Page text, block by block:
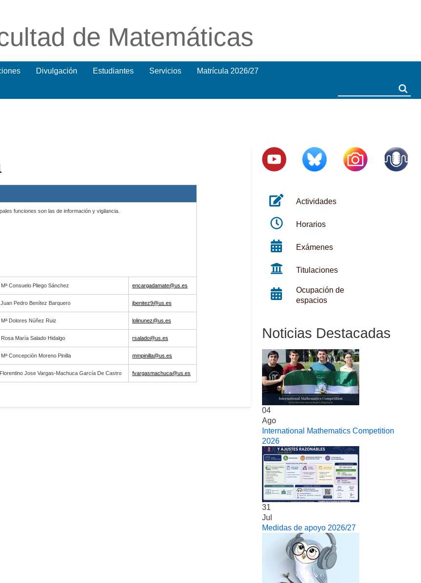
de Matemáticas
Divulgación Estudiantes Servicios Matrícula 2026/27
funciones son las de información y vigilancia.
Mª Consuelo Pliego Sánchez encargadamate@us.es
Juan Pedro Benítez Barquero jbenitez9@us.es
Mª Dolores Núñez Ruiz lolinunez@us.es
Rosa María Salado Hidalgo rsalado@us.es
Mª Concepción Moreno Pinilla mmpinilla@us.es
Jose Vargas-Machuca García De Castro fvargasmachuca@us.es
Actividades
Horarios
Exámenes
Titulaciones
Ocupación de
espacios
Noticias Destacadas
04
Ago
International Mathematics Competition
2026
31
Jul
Medidas de apoyo 2026/27